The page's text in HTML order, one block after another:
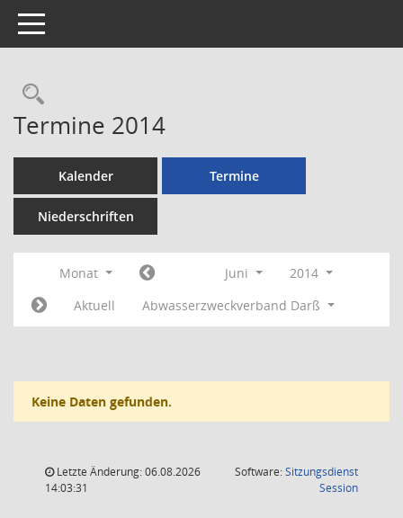
Toggle navigation
Rechercheauswahl
Termine 2014
Kalender Termine
Niederschriften
Monat Juni
2014
Aktuell
Abwasserzweckverband Darß
Keine Daten gefunden.
Letzte Änderung: 06.08.2026
14:03:31
Software:Sitzungsdienst
Session(Wird in